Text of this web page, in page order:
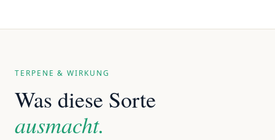
TERPENE & WIRKUNG
Was diese Sorte
ausmacht.